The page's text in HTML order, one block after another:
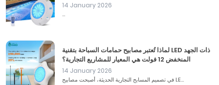
14 January 2026
...
لماذا تُعتبر مصابيح حمامات السباحة بتقنية LED ذات الجهد
المنخفض 12 فولت هي المعيار للمشاريع التجارية؟
14 January 2026
في تصميم المسابح التجارية الحديثة، أصبحت مصابيح LE...